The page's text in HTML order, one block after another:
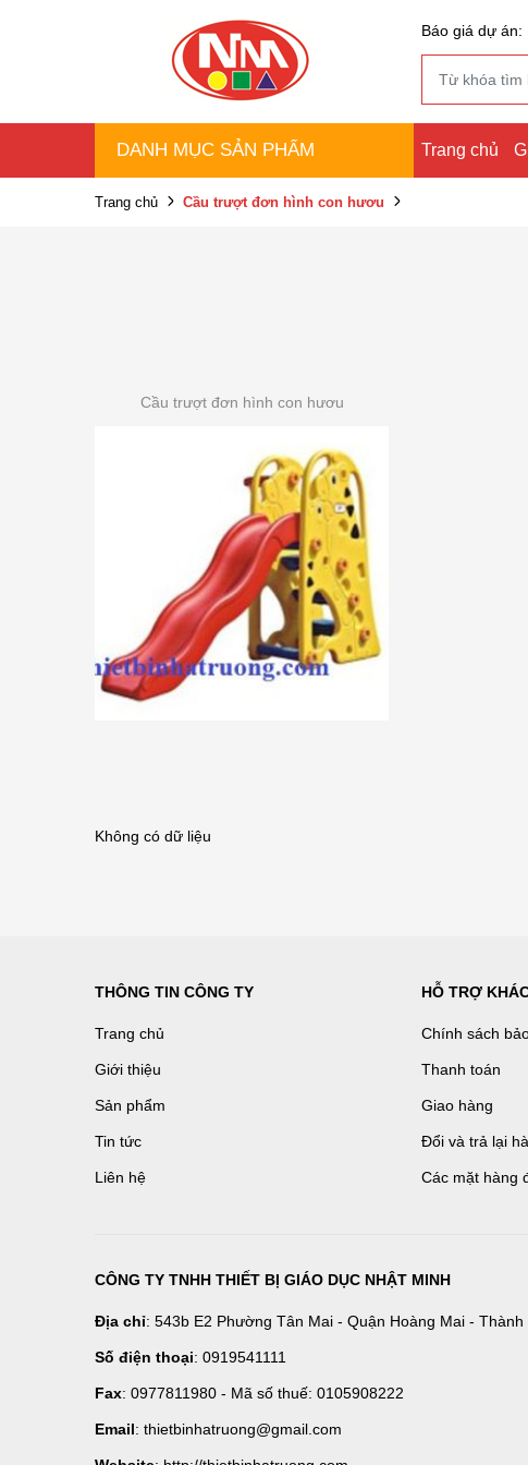
Báo giá dự án:
DANH MỤC SẢN PHẨM Trang chủ
Trang chủ Cầu trượt đơn hình con hươu
Cầu trượt đơn hình con hươu
Không có dữ liệu
THÔNG TIN CÔNG TY
Trang chủ
Giới thiệu
Sản phẩm
Tin tức
Liên hệ
HỖ TRỢ
Chính sách
Thanh toán
Giao hàng
Đổi và trả lại
Các mặt hàng
CÔNG TY TNHH THIẾT BỊ GIÁO DỤC NHẬT MINH
Địa chỉ: 543b E2 Phường Tân Mai - Quận Hoàng Mai - Thành
Số điện thoại: 0919541111
Fax: 0977811980 - Mã số thuế: 0105908222
Email: thietbinhatruong@gmail.com